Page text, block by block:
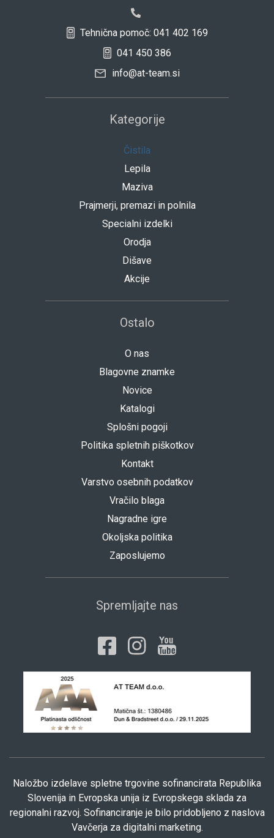
Tehnična pomoč: 041 402 169
041 450 386
info@at-team.si
Kategorije
Čistila
Lepila
Maziva
Prajmerji, premazi in polnila
Specialni izdelki
Orodja
Dišave
Akcije
Ostalo
O nas
Blagovne znamke
Novice
Katalogi
Splošni pogoji
Politika spletnih piškotkov
Kontakt
Varstvo osebnih podatkov
Vračilo blaga
Nagradne igre
Okoljska politika
Zaposlujemo
Spremljajte nas
Naložbo izdelave spletne trgovine sofinancirata Republika
Slovenija in Evropska unija iz Evropskega sklada za
regionalni razvoj. Sofinanciranje je bilo pridobljeno z naslova
Vavčerja za digitalni marketing.